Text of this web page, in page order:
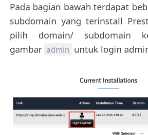
Pada bagian bawah terdapat
subdomain yang terinstall
pilih domain/ subdomain
gambar admin untuk login